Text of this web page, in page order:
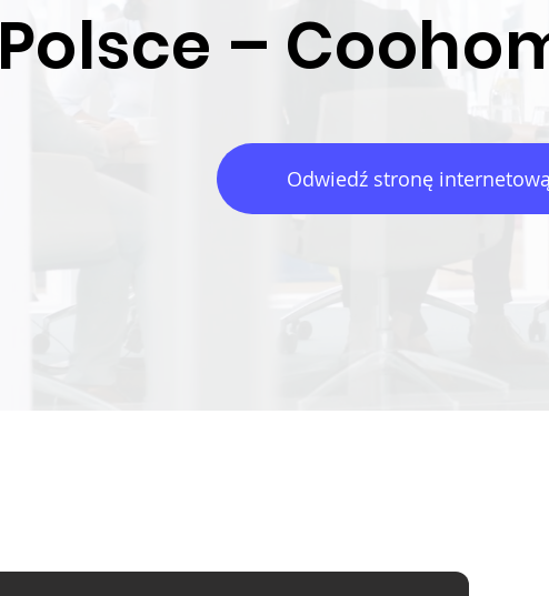
Polsce –
Odwiedź stronę internetową